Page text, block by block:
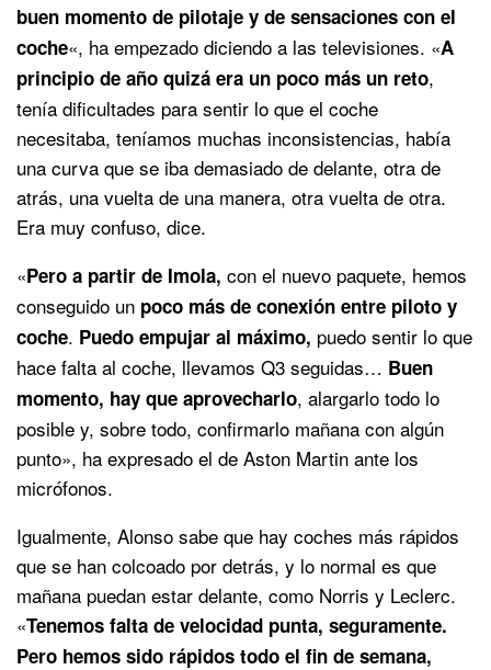
buen momento de pilotaje y de sensaciones con el
coche«, ha empezado diciendo a las televisiones. «A
principio de año quizá era un poco más un reto,
tenía dificultades para sentir lo que el coche
necesitaba, teníamos muchas inconsistencias, había
una curva que se iba demasiado de delante, otra de
atrás, una vuelta de una manera, otra vuelta de otra.
Era muy confuso, dice.
«Pero a partir de Imola, con el nuevo paquete, hemos
conseguido un poco más de conexión entre piloto y
coche. Puedo empujar al máximo, puedo sentir lo que
hace falta al coche, llevamos Q3 seguidas… Buen
momento, hay que aprovecharlo, alargarlo todo lo
posible y, sobre todo, confirmarlo mañana con algún
punto», ha expresado el de Aston Martin ante los
micrófonos.
Igualmente, Alonso sabe que hay coches más rápidos
que se han colcoado por detrás, y lo normal es que
mañana puedan estar delante, como Norris y Leclerc.
«Tenemos falta de velocidad punta, seguramente.
Pero hemos sido rápidos todo el fin de semana,